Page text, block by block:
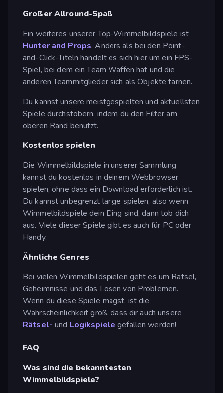
Großer Allround-Spaß
Ein weiteres unserer Top-Wimmelbildspiele ist
Hunter and Props. Anders als bei den Point-
and-Click-Titeln handelt es sich hier um ein FPS-
Spiel, bei dem ein Team Waffen hat und die
anderen Teammitglieder sich als Objekte tarnen.
Du kannst unsere meistgespielten und aktuellsten
Spiele durchstöbern, indem du den Filter am
oberen Rand benutzt.
Kostenlos spielen
Die Wimmelbildspiele in unserer Sammlung
kannst du kostenlos in deinem Webbrowser
spielen, ohne dass ein Download erforderlich ist.
Du kannst unbegrenzt lange spielen, also wenn
Wimmelbildspiele dein Ding sind, dann tob dich
aus. Viele dieser Spiele gibt es auch für PC oder
Handy.
Ähnliche Genres
Bei vielen Wimmelbildspielen geht es um Rätsel,
Geheimnisse und das Lösen von Problemen.
Wenn du diese Spiele magst, ist die
Wahrscheinlichkeit groß, dass dir auch unsere
Rätsel- und Logikspiele gefallen werden!
FAQ
Was sind die bekanntesten
Wimmelbildspiele?